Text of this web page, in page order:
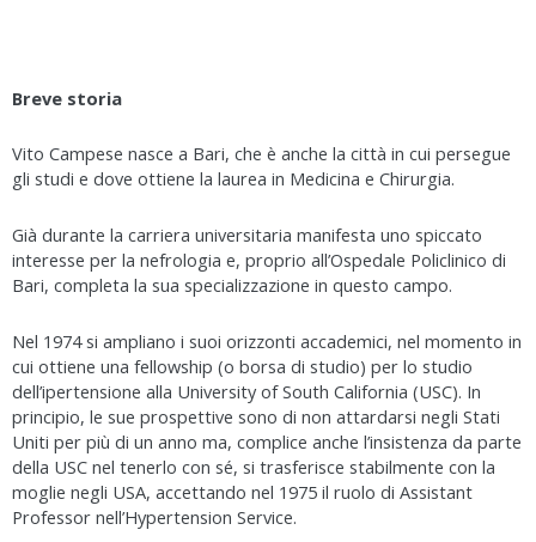
Breve storia
Vito Campese nasce a Bari, che è anche la città in cui persegue
gli studi e dove ottiene la laurea in Medicina e Chirurgia.
Già durante la carriera universitaria manifesta uno spiccato
interesse per la nefrologia e, proprio all’Ospedale Policlinico di
Bari, completa la sua specializzazione in questo campo.
Nel 1974 si ampliano i suoi orizzonti accademici, nel momento in
cui ottiene una fellowship (o borsa di studio) per lo studio
dell’ipertensione alla University of South California (USC). In
principio, le sue prospettive sono di non attardarsi negli Stati
Uniti per più di un anno ma, complice anche l’insistenza da parte
della USC nel tenerlo con sé, si trasferisce stabilmente con la
moglie negli USA, accettando nel 1975 il ruolo di Assistant
Professor nell’Hypertension Service.